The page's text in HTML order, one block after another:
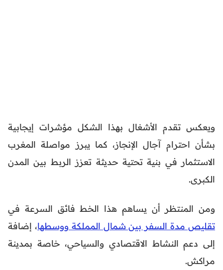
ويعكس تقدم الأشغال بهذا الشكل مؤشرات إيجابية
بشأن احترام آجال الإنجاز، كما يبرز مواصلة المغرب
الاستثمار في بنية تحتية حديثة تعزز الربط بين المدن
الكبرى.
ومن المنتظر أن يساهم هذا الخط فائق السرعة في
تقليص مدة السفر بين شمال المملكة ووسطها، إضافة
إلى دعم النشاط الاقتصادي والسياحي، خاصة بمدينة
مراكش.